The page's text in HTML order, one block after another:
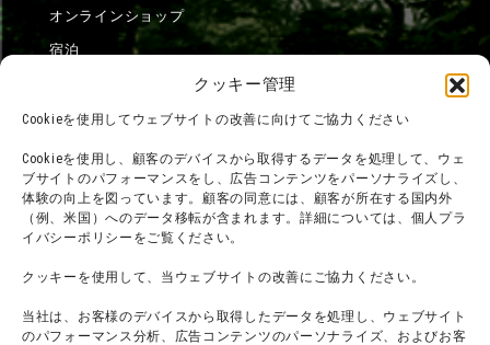
クッキー管理
Cookieを使用してウェブサイトの改善に向けてご協力ください
Cookieを使用し、顧客のデバイスから取得するデータを処理して、ウェ
ブサイトのパフォーマンスをし、広告コンテンツをパーソナライズし、
体験の向上を図っています。顧客の同意には、顧客が所在する国内外
（例、米国）へのデータ移転が含まれます。詳細については、個人プラ
イバシーポリシーをご覧ください。
クッキーを使用して、当ウェブサイトの改善にご協力ください。
当社は、お客様のデバイスから取得したデータを処理し、ウェブサイト
のパフォーマンス分析、広告コンテンツのパーソナライズ、およびお客
オンラインショップ
宿泊
チームビルディング計画
よくある質問・
お問い合わせ
プレスリリース
SNS
法令に基づく表記
スタッフ募集